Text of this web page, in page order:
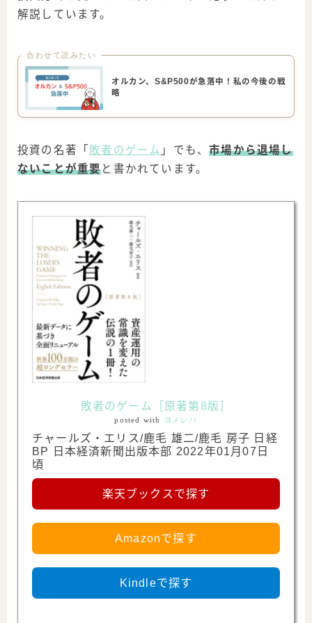
解説しています。
合わせて読みたい
オルカン、S&P500が急落中！私の今後の戦
略
投資の名著「 敗者のゲーム 」でも、市場から退場し
ないことが重要と書かれています。
敗者のゲーム［原著第8版］
posted with ヨメレバ
チャールズ・エリス/鹿毛 雄二/鹿毛 房子 日経
BP 日本経済新聞出版本部 2022年01月07日
頃
楽天ブックスで探す
Amazonで探す
Kindleで探す